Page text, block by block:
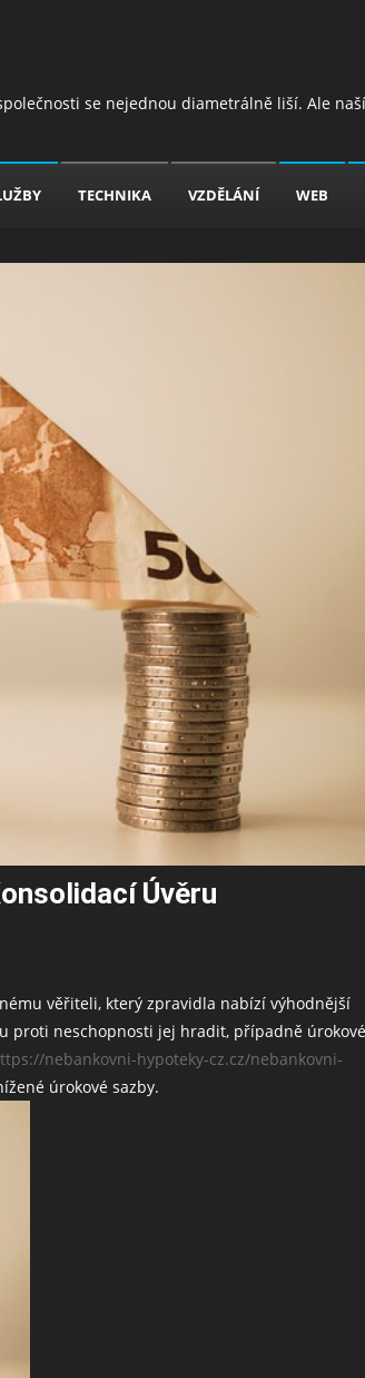
se nejednou diametrálně liší. Ale
TECHNIKA VZDĚLÁNÍ WEB
Úvěru
věřiteli, který zpravidla nabízí výhodnější
proti neschopnosti jej hradit, případně úrokové
nebankovni-hypoteky-cz.cz/nebankovni-
úrokové sazby.